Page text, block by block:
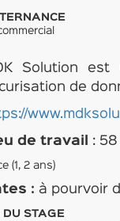
Solution
de
de travail : 58
(1, 2 ans)
: à pourvoir
DU STAGE